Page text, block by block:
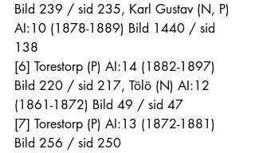
Bild 239 / sid 235, Karl Gustav (N, P)
AI:10 (1878-1889) Bild 1440 / sid
138
[6] Torestorp (P) AI:14 (1882-1897)
Bild 220 / sid 217, Tölö (N) AI:12
(1861-1872) Bild 49 / sid 47
[7] Torestorp (P) AI:13 (1872-1881)
Bild 256 / sid 250